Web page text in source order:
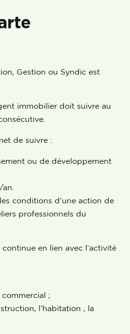
Gestion ou Syndic est
immobilier doit suivre au
de suivre :
ou de développement
conditions d’une action de
professionnels du
en lien avec l’activité
;
l’habitation , la